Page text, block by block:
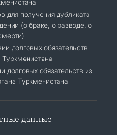
для получения дубликата
(о браке, о разводе, о
долговых обязательств
долговых обязательств из
Туркменистана
данные